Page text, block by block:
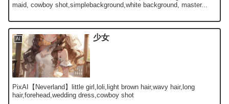
maid, cowboy shot,simplebackground,white background, master...
AI 少女
PixAI【Neverland】little girl,loli,light brown hair,wavy hair,long
hair,forehead,wedding dress,cowboy shot